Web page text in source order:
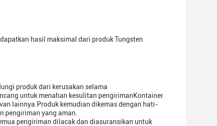
hasil maksimal dari produk Tungsten
produk dari kerusakan selama
untuk menahan kesulitan pengirimanKontainer
lainnya.Produk kemudian dikemas dengan hati-
pengiriman yang aman.
pengiriman dilacak dan diasuransikan untuk